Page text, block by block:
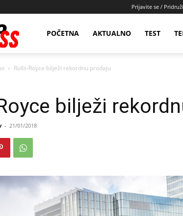
Prijavite se /
AutopressHRPOČETNA AKTUALNO TEST
Rolls-Royce bilježi rekordnu prodaju
bilježi
- 21/01/2018